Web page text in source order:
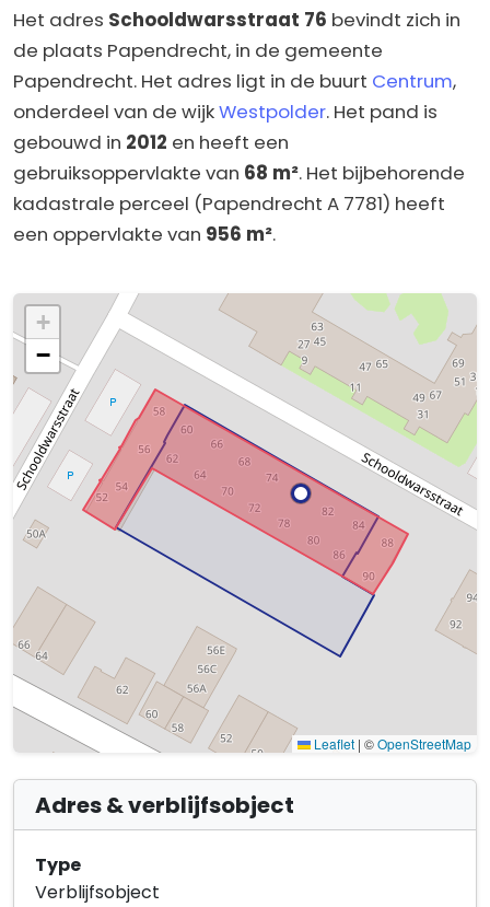
Het adres Schooldwarsstraat 76 bevindt zich in
de plaats Papendrecht, in de gemeente
Papendrecht. Het adres ligt in de buurt Centrum,
onderdeel van de wijkWestpolder. Het pand is
gebouwd in 2012 en heeft een
gebruiksoppervlakte van 68 m². Het bijbehorende
kadastrale perceel (Papendrecht A 7781) heeft
een oppervlakte van 956 m².
+
−
Leaflet | ©OpenStreetMap
Adres & verblijfsobject
Type
Verblijfsobject